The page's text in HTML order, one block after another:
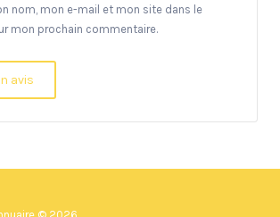
nom, mon e-mail et mon site dans le
mon prochain commentaire.